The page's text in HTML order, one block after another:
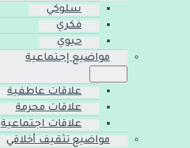
سلوكي
فكري
حيوي
مواضيع إجتماعية
علاقات عاطفية
علاقات محرمة
علاقات اجتماعية
مواضيع تثقيف أخلاقي